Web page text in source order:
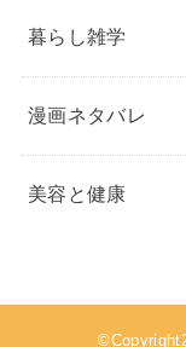
暮らし雑学
漫画ネタバレ
美容と健康